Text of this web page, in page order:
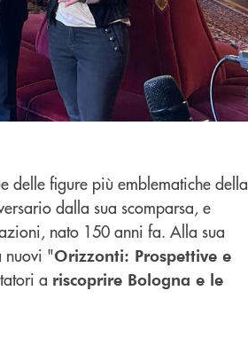
delle figure più emblematiche della
dalla sua scomparsa, e
nato 150 anni fa. Alla sua
nuovi "Orizzonti: Prospettive e
a riscoprire Bologna e le